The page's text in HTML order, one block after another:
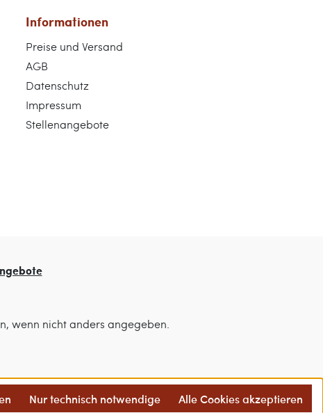
Informationen
Preise und Versand
AGB
Datenschutz
Impressum
Stellenangebote
wenn nicht anders angegeben.
Nur technisch notwendige Alle Cookies akzeptieren